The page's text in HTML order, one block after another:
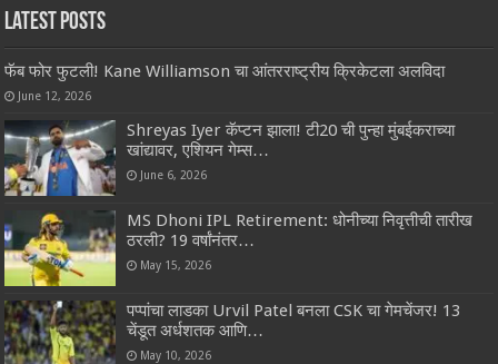
Latest Posts
फॅब फोर फुटली! Kane Williamson चा आंतरराष्ट्रीय क्रिकेटला अलविदा
June 12, 2026
Shreyas Iyer कॅप्टन झाला! टी20 ची पुन्हा मुंबईकराच्या
खांद्यावर, एशियन गेम्स…
June 6, 2026
MS Dhoni IPL Retirement: धोनीच्या निवृत्तीची तारीख
ठरली? 19 वर्षांनंतर…
May 15, 2026
पप्पांचा लाडका Urvil Patel बनला CSK चा गेमचेंजर! 13
चेंडूत अर्धशतक आणि…
May 10, 2026